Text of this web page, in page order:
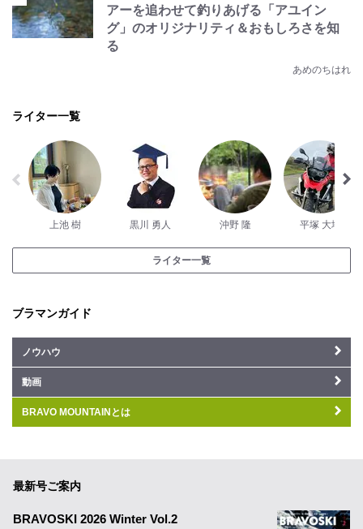
アーを追わせて釣りあげる「アユイン
グ」のオリジナリティ＆おもしろさを知
る
あめのちはれ
ライター一覧
上池 樹 黒川 勇人 沖野 隆 平塚 大地
ライター一覧
ブラマンガイド
ノウハウ
動画
BRAVO MOUNTAINとは
最新号ご案内
BRAVOSKI 2026 Winter Vol.2